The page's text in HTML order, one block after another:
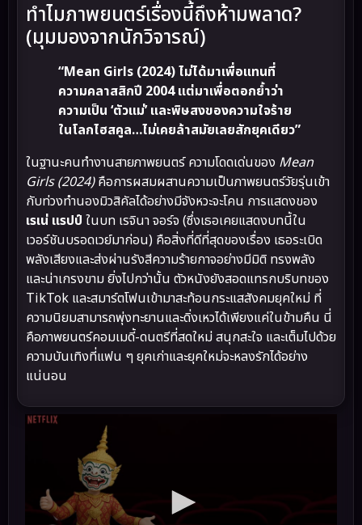
ทำไมภาพยนตร์เรื่องนี้ถึงห้ามพลาด?
(มุมมองจากนักวิจารณ์)
“Mean Girls (2024) ไม่ได้มาเพื่อแทนที่
ความคลาสสิกปี 2004 แต่มาเพื่อตอกย้ำว่า
ความเป็น ‘ตัวแม่’ และพิษสงของความใจร้าย
ในโลกไฮสคูล…ไม่เคยล้าสมัยเลยสักยุคเดียว”
ในฐานะคนทำงานสายภาพยนตร์ ความโดดเด่นของ Mean
Girls (2024)คือการผสมผสานความเป็นภาพยนตร์วัยรุ่นเข้า
กับท่วงทำนองมิวสิคัลได้อย่างมีจังหวะจะโคน การแสดงของ
เรเน่ แรปป์ ในบท เรจินา จอร์จ (ซึ่งเธอเคยแสดงบทนี้ใน
เวอร์ชันบรอดเวย์มาก่อน) คือสิ่งที่ดีที่สุดของเรื่อง เธอระเบิด
พลังเสียงและส่งผ่านรังสีความร้ายกาจอย่างมีมิติ ทรงพลัง
และน่าเกรงขาม ยิ่งไปกว่านั้น ตัวหนังยังสอดแทรกบริบทของ
TikTok และสมาร์ตโฟนเข้ามาสะท้อนกระแสสังคมยุคใหม่ ที่
ความนิยมสามารถพุ่งทะยานและดิ่งเหวได้เพียงแค่ในข้ามคืน นี่
คือภาพยนตร์คอมเมดี้-ดนตรีที่สดใหม่ สนุกสะใจ และเต็มไปด้วย
ความบันเทิงที่แฟน ๆ ยุคเก่าและยุคใหม่จะหลงรักได้อย่าง
แน่นอน